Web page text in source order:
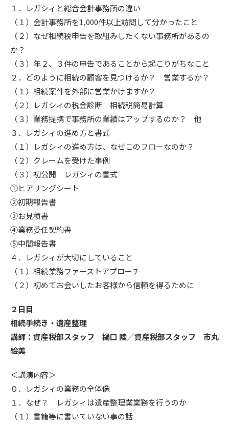
１．レガシィと総合会計事務所の違い
（１）会計事務所を1,000件以上訪問して分かったこと
（２）なぜ相続税申告を取組みしたくない事務所があるの
か？
（３）年２、３件の申告であることから起こりがちなこと
２．どのように相続の顧客を見つけるか？ 営業するか？
（１）相続案件を外部に営業かけますか？
（２）レガシィの税金診断 相続税簡易計算
（３）業務提携で事務所の業績はアップするのか？ 他
３．レガシィの進め方と書式
（１）レガシィの進め方は、なぜこのフローなのか？
（２）クレームを受けた事例
（３）初公開 レガシィの書式
①ヒアリングシート
②初期報告書
③お見積書
④業務委任契約書
⑤中間報告書
４．レガシィが大切にしていること
（１）相続業務ファーストアプローチ
（２）初めてお会いしたお客様から信頼を得るために
２日目
相続手続き・遺産整理
講師：資産税部スタッフ 樋口 陸／資産税部スタッフ 市丸
絵美
＜講演内容＞
０．レガシィの業務の全体像​
１．なぜ？​ レガシィは遺産整理業業務を行うのか​​
（１）書籍等に書いていない事の話​